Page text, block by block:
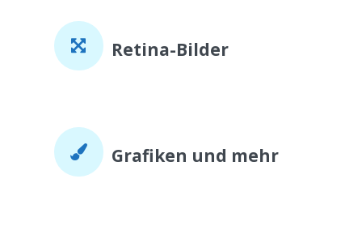
Retina-Bilder
Grafiken und mehr